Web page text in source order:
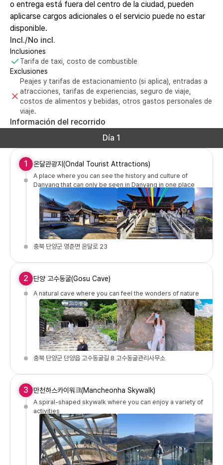
o entrega está fuera del centro de la ciudad, pueden
aplicarse cargos adicionales o el servicio puede no estar
disponible.
Incl./No incl.
Inclusiones
Tarifa de taxi, costo de combustible
Exclusiones
Peajes y tarifas de estacionamiento (si aplica), entradas a
atracciones, tarifas de experiencias, seguro de viaje,
costos de alimentos y bebidas, otros gastos personales de
viaje.
Información del recorrido
Día 1
1 온달관광지(Ondal Tourist Attractions)
A place where you can see the history and culture of
Danyang that can only be seen in Danyang in one place
충북 단양군 영춘면 온달로 23
2 단양 고수동굴(Gosu Cave)
A natural cave where you can feel the wonders of nature
충북 단양군 단양읍 고수동굴길 8 고수동굴관리사무소
3 만천하스카이워크(Mancheonha Skywalk)
A spiral-shaped skywalk where you can enjoy a variety of
activities